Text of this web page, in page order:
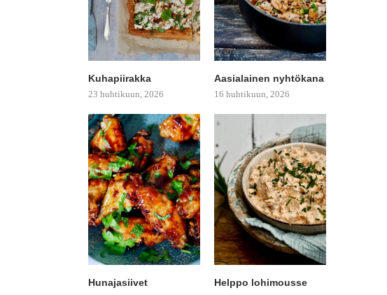
Kuhapiirakka
23 huhtikuun, 2026
Aasialainen nyhtökana
16 huhtikuun, 2026
Hunajasiivet Helppo lohimousse